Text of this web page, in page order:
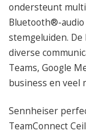
ondersteunt
Bluetooth®-
stemgeluiden. De
diverse
Teams, Google
business en veel
Sennheiser
TeamConnect